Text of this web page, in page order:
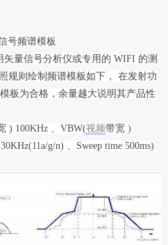
号频谱模板
量信号分析仪或专用的 WIFI 的测
规则绘制频谱模板如下， 在发射功
板为合格，余量越大说明其产品性
) 100KHz 、VBW(视频带宽 )
g/n) 、Sweep time 500ms)